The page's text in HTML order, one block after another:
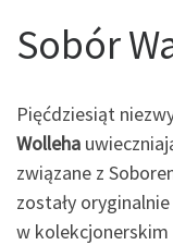
Sobór
Pięćdziesiąt
Wolleha
związane z
zostały
w